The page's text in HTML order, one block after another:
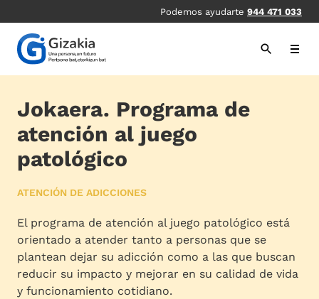
al
contenido
principal
Podemos ayudarte 944 471 033
Jokaera. Programa de
atención al juego
patológico
ATENCIÓN DE ADICCIONES
El programa de atención al juego patológico está
orientado a atender tanto a personas que se
plantean dejar su adicción como a las que buscan
reducir su impacto y mejorar en su calidad de vida
y funcionamiento cotidiano.